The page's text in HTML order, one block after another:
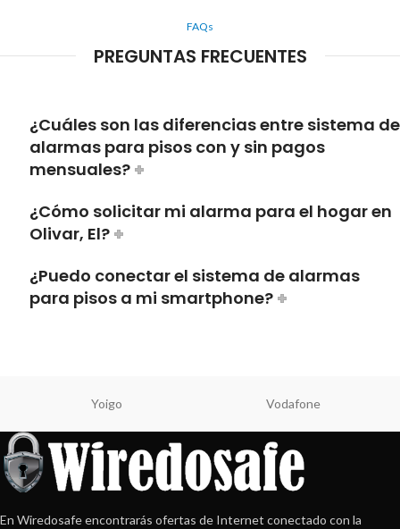
FAQs
PREGUNTAS FRECUENTES
¿Cuáles son las diferencias entre sistema de
alarmas para pisos con y sin pagos
mensuales?
¿Cómo solicitar mi alarma para el hogar en
Olivar, El?
¿Puedo conectar el sistema de alarmas
para pisos a mi smartphone?
Yoigo Vodafone
En Wiredosafe encontrarás ofertas de Internet conectado con la